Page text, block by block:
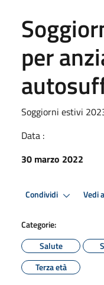
per
Soggiorni estivi
Data :
30 marzo 2022
Condividi Vedi
Categorie:
Salute
Terza età